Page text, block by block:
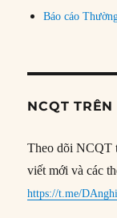
Báo cáo
NCQT TRÊN
Theo dõi NCQT
viết mới và các
https://t.me/